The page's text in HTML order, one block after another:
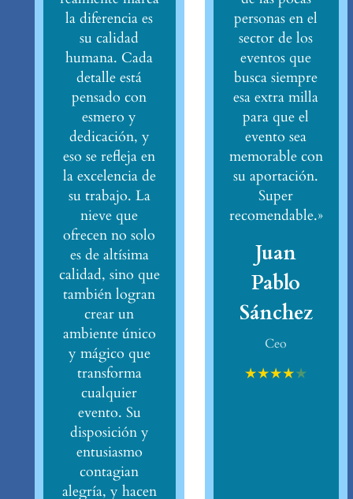
la diferencia es
su calidad
humana. Cada
detalle está
pensado con
esmero y
dedicación, y
eso se refleja en
la excelencia de
su trabajo. La
nieve que
ofrecen no solo
es de altísima
calidad, sino que
también logran
crear un
ambiente único
y mágico que
transforma
cualquier
evento. Su
disposición y
entusiasmo
contagian
alegría, y hacen
personas en el
sector de los
eventos que
busca siempre
esa extra milla
para que el
evento sea
memorable con
su aportación.
Super
recomendable.»
Juan
Pablo
Sánchez
Ceo
★★★★★